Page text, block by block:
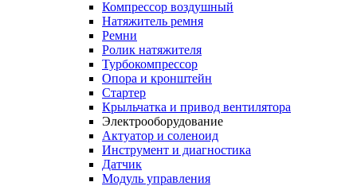
Компрессор воздушный
Натяжитель ремня
Ремни
Ролик натяжителя
Турбокомпрессор
Опора и кронштейн
Стартер
Крыльчатка и привод вентилятора
Электрооборудование
Актуатор и соленоид
Инструмент и диагностика
Датчик
Модуль управления